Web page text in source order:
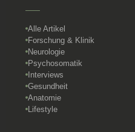
Alle Artikel
Forschung & Klinik
Neurologie
Psychosomatik
Interviews
Gesundheit
Anatomie
Lifestyle